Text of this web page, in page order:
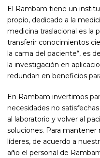
El Rambam tiene un
propio, dedicado a la
medicina traslacional es la
transferir conocimientos
la cama del paciente“, es
la investigación en
redundan en beneficios
En Rambam invertimos
necesidades no
al laboratorio y volver al
soluciones. Para
líderes, de acuerdo a
año el personal de